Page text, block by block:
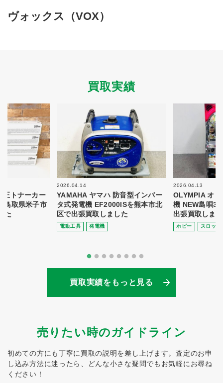
新着情報
プライバシーポリシー
規約・同意書
本人確認書類アップロード
梱包
ガイド
法人の
お客様へ
ヴォックス（VOX）
買取実績
トナーカー
鳥取県米子市
た
2026.04.14
YAMAHA ヤマハ 防音型インバー
タ式発電機 EF2000ISを熊本市北
区で出張買取しました
電動⼯具 発電機
2026.04.13
OLYMPIA オ
機 NEW島唄
出張買取しま
ホビー スロット
買取実績をもっと見る
売りたい時のガイドライン
初めての方にも丁寧に買取の説明を差し上げます。査定のお申
し込み方法に迷ったら、どんな小さな疑問でもお気軽にお尋ね
ください！